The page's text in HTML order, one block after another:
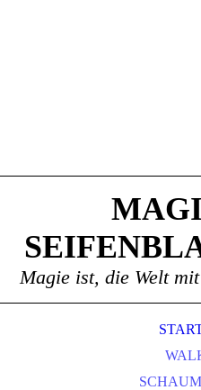
Magie ist, die Welt